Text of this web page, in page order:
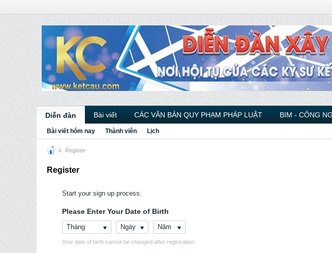
Diễn đàn Bài viết CÁC VĂN BẢN QUY PHẠM PHÁP LUẬT BIM - CÔNG
Bài viết hôm nay Thành viên Lịch
Register
Register
Start your sign up process.
Please Enter Your Date of Birth
Tháng Ngày Năm
Your date of birth cannot be changed after registration.